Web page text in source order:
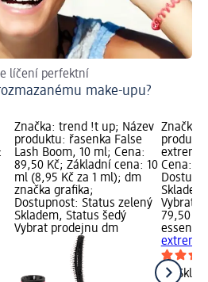
líčení perfektní
make-upu?
Značka: trend !t up; Název
produktu: řasenka False
Lash Boom, 10 ml; Cena:
89,50 Kč; Základní cena: 10
ml (8,95 Kč za 1 ml); dm
značka grafika;
Dostupnost: Status zelený
Skladem, Status šedý
Vybrat prodejnu dm
Značka:
extreme
Cena:
Vybrat
79,50 Kč
essence
extreme